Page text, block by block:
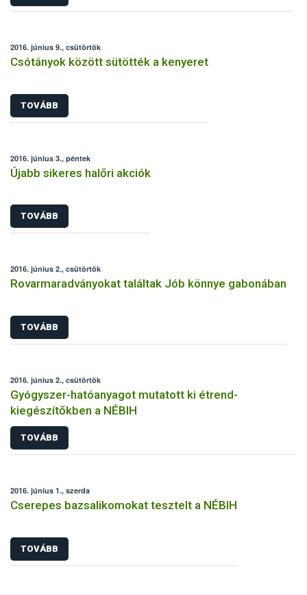
2016. június 9., csütörtök
Csótányok között sütötték a kenyeret
TOVÁBB
2016. június 3., péntek
Újabb sikeres halőri akciók
TOVÁBB
2016. június 2., csütörtök
Rovarmaradványokat találtak Jób könnye gabonában
TOVÁBB
2016. június 2., csütörtök
Gyógyszer-hatóanyagot mutatott ki étrend-
kiegészítőkben a NÉBIH
TOVÁBB
2016. június 1., szerda
Cserepes bazsalikomokat tesztelt a NÉBIH
TOVÁBB